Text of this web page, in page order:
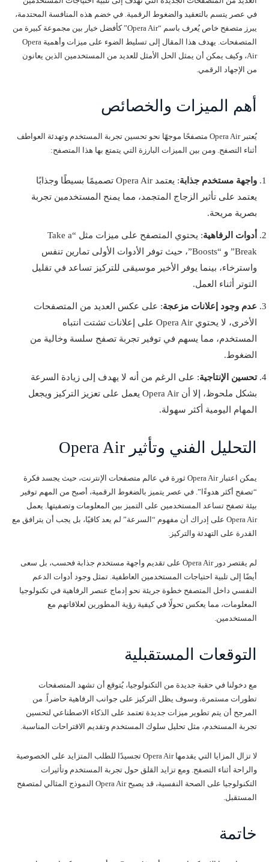
في عصر يتسم بالتعقيد والضغوط الرقمية. في خضم هذه المنافسة المحتدمة،
يبرز متصفح خاص يُعرف باسم “Opera Air” كأفضل خيار بين مجموعة كبيرة من
المتصفحات. يهدف هذا المقال إلى تسليط الضوء على ميزات وأهمية Opera
Air، وكيف يمكن أن يمثل الحل الأمثل للعديد من المستخدمين الذين يعانون
من الإجهاد الرقمي.
أهم الميزات والخصائص
يُعتبر Opera Air متصفحًا موجهًا نحو تحسين تجربة المستخدم وتهدئة العواطف
أثناء التصفح. ومن بين الميزات البارزة التي يتمتع بها هذا المتصفح:
واجهة مستخدم جذابة
: يعتمد Opera Air تصميمًا بسيطًا وجذابًا
يعتمد على تأثير الزجاج المتجمد، مما يمنح المستخدمين تجربة
بصرية مريحة.
أدوات الرفاهية
: يحتوي المتصفح على ميزات مثل “Take a
Break” و “Boosts”، حيث توفر الأدوات الأولى تمارين تنفس
واسترخاء، بينما يوفر الأخير موسيقى للتركيز تساعد في تقليل
التوتر أثناء العمل.
عدم وجود إعلانات مزعجة: على عكس العديد من المتصفحات
الأخرى، لا يحتوي Opera Air على إعلانات تشتت انتباه
المستخدم، مما يسهم في توفير تجربة تصفح سلسة وخالية من
الضغوط.
تحسين الإنتاجية: على الرغم من أنه لا يهدف إلى زيادة السرعة
بشكل ملحوظ، إلا أن Opera Air يعمل على تعزيز التركيز ويجعل
المهام اليومية أكثر سهولة.
التحليل الفني وتأثير Opera Air
يمكن اعتبار Opera Air ثورة في عالم متصفحات الإنترنت، حيث يجسد فكرة
“تصفح أكثر هدوءًا”. في عصر يتميز بالضغوط الرقمية، أصبح من المهم توفير
بيئة تصفح تساعد المستخدمين على التميز بين المعلومات وتصفيتها. يعمل
Opera Air على إدراك أن مفهوم “السرعة” لم يعد كافيًا، بل يجب أن يترافق مع
القدرة على التهدئة والتركيز.
لم يقتصر دور Opera Air على تقديم واجهة مستخدم جذابة فحسب، بل سعى
أيضًا إلى تلبية احتياجات المستخدمين العاطفية. تمثل وجود أدوات الدعم
النفسي داخل المتصفح خطوة جريئة نحو إدماج عنصر الرفاهية في تكنولوجيا
المعلومات، مما يعكس تحولًا في كيفية رؤية المطورين لعلاقاتهم مع
المستخدمين.
التوقعات المستقبلية
مع دخولنا في حقبة جديدة من التكنولوجيا، يُتوقع أن تشهد المتصفحات
تطورات مستمرة، وسوف يظل التركيز على جوانب الرفاهية حاضراً. من
المرجح أن يتم تطوير ميزات جديدة تعتمد على الذكاء الاصطناعي لتحسين
تجربة المستخدم، مثل تحليل سلوك المستخدم وتقديم الاقتراحات المناسبة.
لا تزال المزايا التي يقدمها Opera Air تجسيدًا للطلب المتزايد على الخصوصية
والراحة أثناء التصفح. ومع تزايد القلق حول تجربة المستخدم وتأثيرات
التكنولوجيا على الصحة النفسية، قد يصبح Opera Air النموذج المثالي لمتصفح
المستقبل.
خاتمة